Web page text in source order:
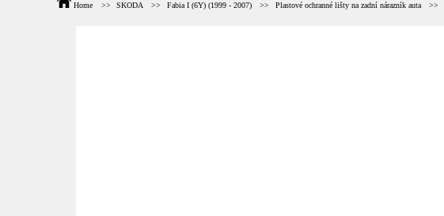
Home SKODA Fabia I (6Y) (1999 - 2007) Plastové ochranné lišty na zadní nárazník auta